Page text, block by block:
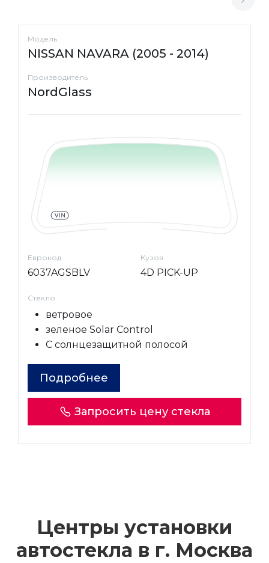
Модель
NISSAN NAVARA (2005 - 2014)
Производитель
NordGlass
Еврокод
6037AGSBLV
Кузов
4D PICK-UP
Стекло
ветровое
зеленое Solar Control
С солнцезащитной полосой
Подробнее
Запросить цену стекла
Центры установки
автостекла в г. Москва